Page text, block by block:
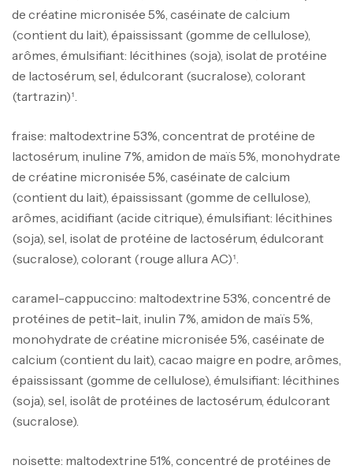
de créatine micronisée 5%, caséinate de calcium
(contient du lait), épaississant (gomme de cellulose),
arômes, émulsifiant: lécithines (soja), isolat de protéine
de lactosérum, sel, édulcorant (sucralose), colorant
(tartrazin)¹.
fraise: maltodextrine 53%, concentrat de protéine de
lactosérum, inuline 7%, amidon de maïs 5%, monohydrate
de créatine micronisée 5%, caséinate de calcium
(contient du lait), épaississant (gomme de cellulose),
arômes, acidifiant (acide citrique), émulsifiant: lécithines
(soja), sel, isolat de protéine de lactosérum, édulcorant
(sucralose), colorant (rouge allura AC)¹.
caramel-cappuccino: maltodextrine 53%, concentré de
protéines de petit-lait, inulin 7%, amidon de maïs 5%,
monohydrate de créatine micronisée 5%, caséinate de
calcium (contient du lait), cacao maigre en podre, arômes,
épaississant (gomme de cellulose), émulsifiant: lécithines
(soja), sel, isolât de protéines de lactosérum, édulcorant
(sucralose).
noisette: maltodextrine 51%, concentré de protéines de